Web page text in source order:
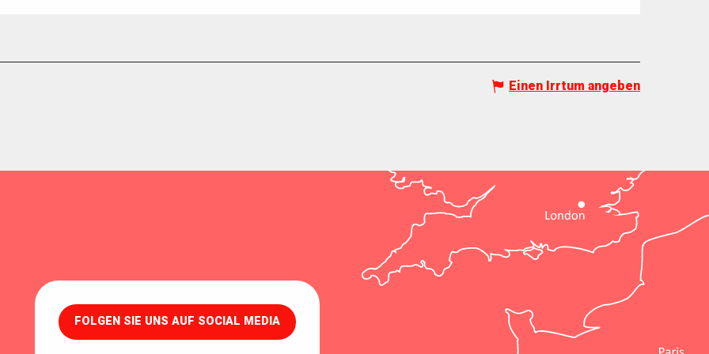
Einen Irrtum angeben
FOLGEN SIE UNS AUF SOCIAL MEDIA